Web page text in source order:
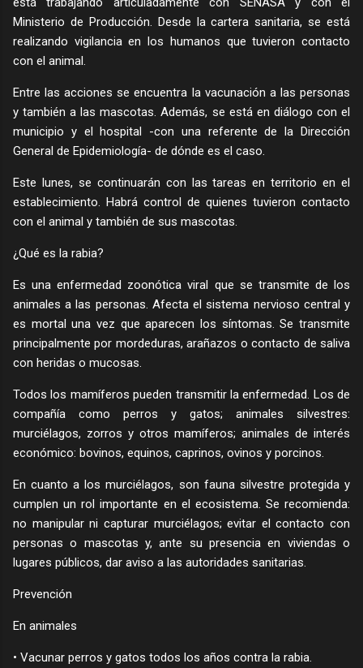
Ministerio de Producción. Desde la cartera sanitaria, se está
realizando vigilancia en los humanos que tuvieron contacto
con el animal.
Entre las acciones se encuentra la vacunación a las personas
y también a las mascotas. Además, se está en diálogo con el
municipio y el hospital -con una referente de la Dirección
General de Epidemiología- de dónde es el caso.
Este lunes, se continuarán con las tareas en territorio en el
establecimiento. Habrá control de quienes tuvieron contacto
con el animal y también de sus mascotas.
¿Qué es la rabia?
Es una enfermedad zoonótica viral que se transmite de los
animales a las personas. Afecta el sistema nervioso central y
es mortal una vez que aparecen los síntomas. Se transmite
principalmente por mordeduras, arañazos o contacto de saliva
con heridas o mucosas.
Todos los mamíferos pueden transmitir la enfermedad. Los de
compañía como perros y gatos; animales silvestres:
murciélagos, zorros y otros mamíferos; animales de interés
económico: bovinos, equinos, caprinos, ovinos y porcinos.
En cuanto a los murciélagos, son fauna silvestre protegida y
cumplen un rol importante en el ecosistema. Se recomienda:
no manipular ni capturar murciélagos; evitar el contacto con
personas o mascotas y, ante su presencia en viviendas o
lugares públicos, dar aviso a las autoridades sanitarias.
Prevención
En animales
• Vacunar perros y gatos todos los años contra la rabia.